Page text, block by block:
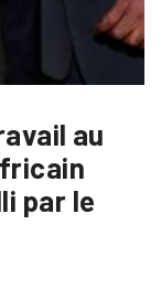
au
par le